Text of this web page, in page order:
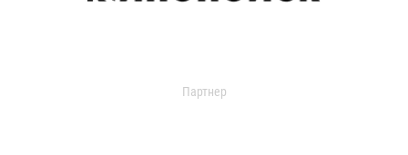
Партнер